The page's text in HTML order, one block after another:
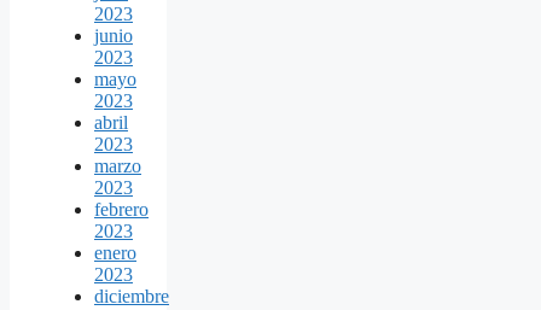
2023
junio
2023
mayo
2023
abril
2023
marzo
2023
febrero
2023
enero
2023
diciembre